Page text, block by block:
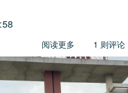
实
接
阅读更多
于
1 则评论